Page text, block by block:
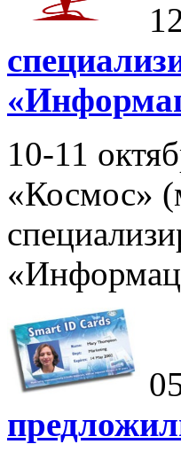
10-11
«Космос»